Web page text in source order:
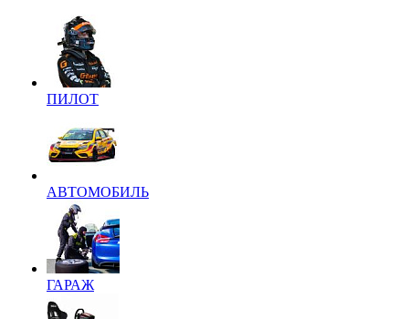
ПИЛОТ
АВТОМОБИЛЬ
ГАРАЖ